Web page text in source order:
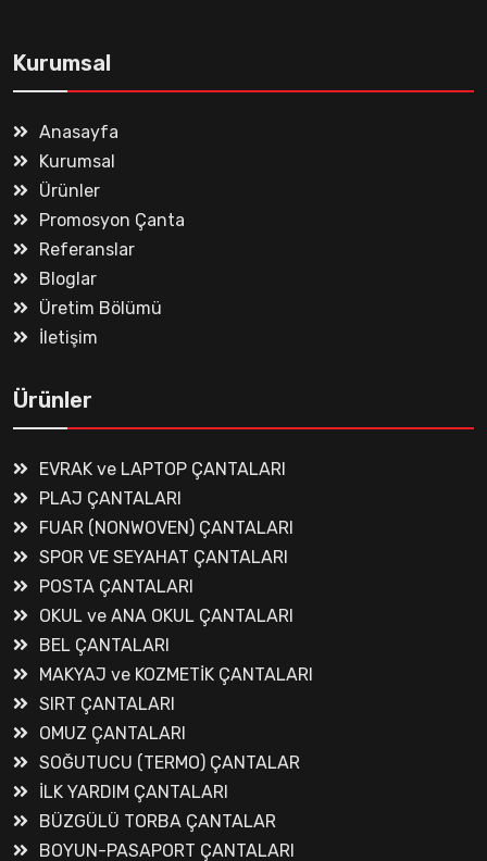
Kurumsal
Anasayfa
Kurumsal
Ürünler
Promosyon Çanta
Referanslar
Bloglar
Üretim Bölümü
İletişim
Ürünler
EVRAK ve LAPTOP ÇANTALARI
PLAJ ÇANTALARI
FUAR (NONWOVEN) ÇANTALARI
SPOR VE SEYAHAT ÇANTALARI
POSTA ÇANTALARI
OKUL ve ANA OKUL ÇANTALARI
BEL ÇANTALARI
MAKYAJ ve KOZMETİK ÇANTALARI
SIRT ÇANTALARI
OMUZ ÇANTALARI
SOĞUTUCU (TERMO) ÇANTALAR
İLK YARDIM ÇANTALARI
BÜZGÜLÜ TORBA ÇANTALAR
BOYUN-PASAPORT ÇANTALARI